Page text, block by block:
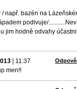
/ např. bazén na
podivuje/
jim hodně odvahy
11:37
men!!